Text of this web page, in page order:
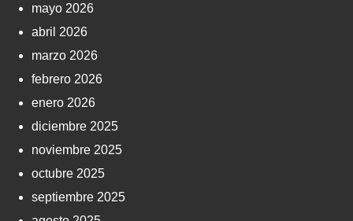
mayo 2026
abril 2026
marzo 2026
febrero 2026
enero 2026
diciembre 2025
noviembre 2025
octubre 2025
septiembre 2025